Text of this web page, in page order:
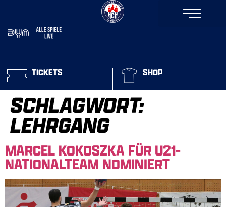
TICKETS SHOP
SCHLAGWORT:
LEHRGANG
MARCEL KOKOSZKA FÜR U21-
NATIONALTEAM NOMINIERT